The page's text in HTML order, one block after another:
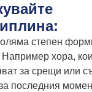
степен
хора,
за срещи или
последния